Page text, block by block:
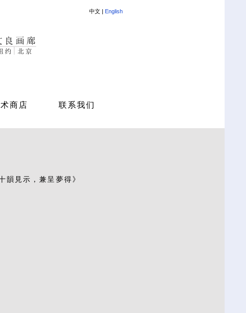
中文 | English
商店 联系我们
韻見示，兼呈夢得》